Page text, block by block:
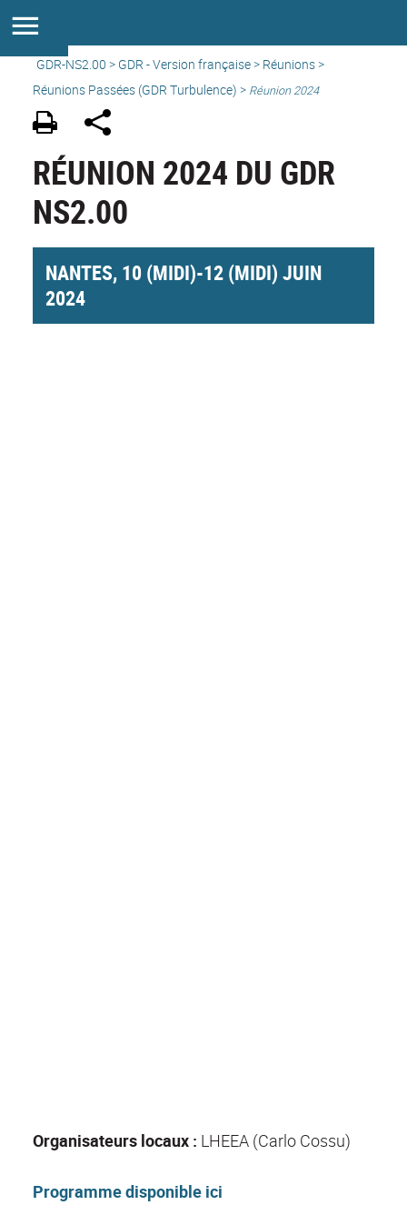
GDR-NS2.00 > GDR - Version française> Réunions>
Réunions Passées (GDR Turbulence) > Réunion 2024
RÉUNION 2024 DU GDR
NS2.00
NANTES, 10 (MIDI)-12 (MIDI) JUIN
2024
Organisateurs locaux : LHEEA (Carlo Cossu)
Programme disponible ici